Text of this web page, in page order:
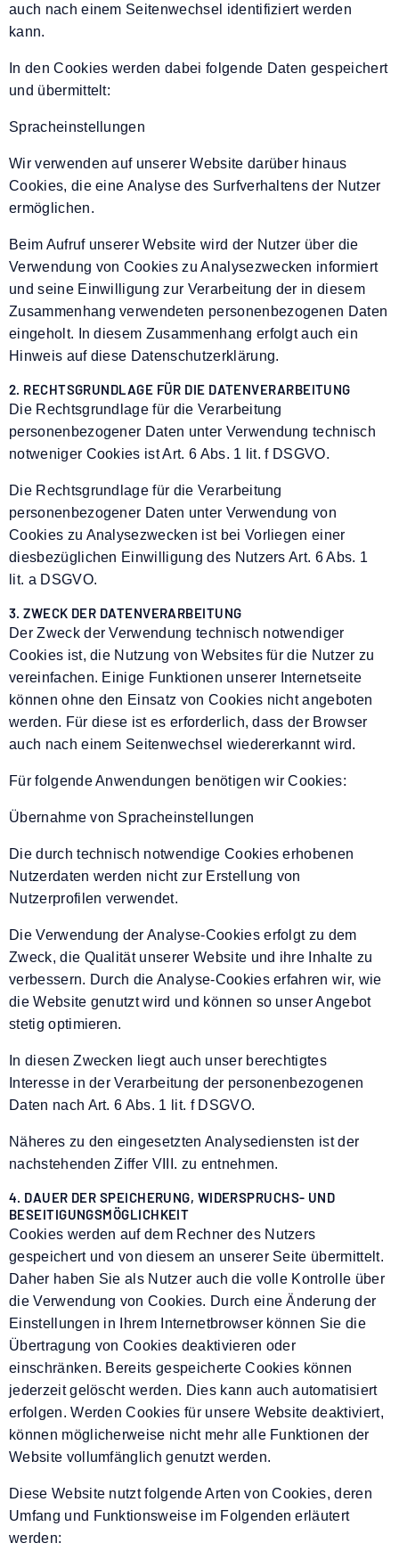
auch nach einem Seitenwechsel identifiziert werden
kann.
In den Cookies werden dabei folgende Daten gespeichert
und übermittelt:
Spracheinstellungen
Wir verwenden auf unserer Website darüber hinaus
Cookies, die eine Analyse des Surfverhaltens der Nutzer
ermöglichen.
Beim Aufruf unserer Website wird der Nutzer über die
Verwendung von Cookies zu Analysezwecken informiert
und seine Einwilligung zur Verarbeitung der in diesem
Zusammenhang verwendeten personenbezogenen Daten
eingeholt. In diesem Zusammenhang erfolgt auch ein
Hinweis auf diese Datenschutzerklärung.
2. RECHTSGRUNDLAGE FÜR DIE DATENVERARBEITUNG
Die Rechtsgrundlage für die Verarbeitung
personenbezogener Daten unter Verwendung technisch
notweniger Cookies ist Art. 6 Abs. 1 lit. f DSGVO.
Die Rechtsgrundlage für die Verarbeitung
personenbezogener Daten unter Verwendung von
Cookies zu Analysezwecken ist bei Vorliegen einer
diesbezüglichen Einwilligung des Nutzers Art. 6 Abs. 1
lit. a DSGVO.
3. ZWECK DER DATENVERARBEITUNG
Der Zweck der Verwendung technisch notwendiger
Cookies ist, die Nutzung von Websites für die Nutzer zu
vereinfachen. Einige Funktionen unserer Internetseite
können ohne den Einsatz von Cookies nicht angeboten
werden. Für diese ist es erforderlich, dass der Browser
auch nach einem Seitenwechsel wiedererkannt wird.
Für folgende Anwendungen benötigen wir Cookies:
Übernahme von Spracheinstellungen
Die durch technisch notwendige Cookies erhobenen
Nutzerdaten werden nicht zur Erstellung von
Nutzerprofilen verwendet.
Die Verwendung der Analyse-Cookies erfolgt zu dem
Zweck, die Qualität unserer Website und ihre Inhalte zu
verbessern. Durch die Analyse-Cookies erfahren wir, wie
die Website genutzt wird und können so unser Angebot
stetig optimieren.
In diesen Zwecken liegt auch unser berechtigtes
Interesse in der Verarbeitung der personenbezogenen
Daten nach Art. 6 Abs. 1 lit. f DSGVO.
Näheres zu den eingesetzten Analysediensten ist der
nachstehenden Ziffer VIII. zu entnehmen.
4. DAUER DER SPEICHERUNG, WIDERSPRUCHS- UND
BESEITIGUNGSMÖGLICHKEIT
Cookies werden auf dem Rechner des Nutzers
gespeichert und von diesem an unserer Seite übermittelt.
Daher haben Sie als Nutzer auch die volle Kontrolle über
die Verwendung von Cookies. Durch eine Änderung der
Einstellungen in Ihrem Internetbrowser können Sie die
Übertragung von Cookies deaktivieren oder
einschränken. Bereits gespeicherte Cookies können
jederzeit gelöscht werden. Dies kann auch automatisiert
erfolgen. Werden Cookies für unsere Website deaktiviert,
können möglicherweise nicht mehr alle Funktionen der
Website vollumfänglich genutzt werden.
Diese Website nutzt folgende Arten von Cookies, deren
Umfang und Funktionsweise im Folgenden erläutert
werden: